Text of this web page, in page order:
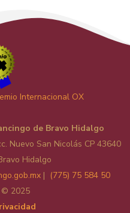
Internacional OX
de Bravo Hidalgo
Nuevo San Nicolás CP 43640
Hidalgo
| (775) 75 584 50
© 2025